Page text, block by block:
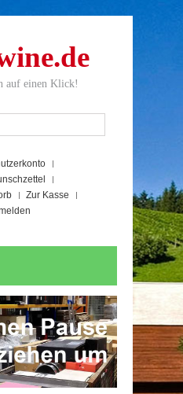
auf einen Klick!
Zur Kasse